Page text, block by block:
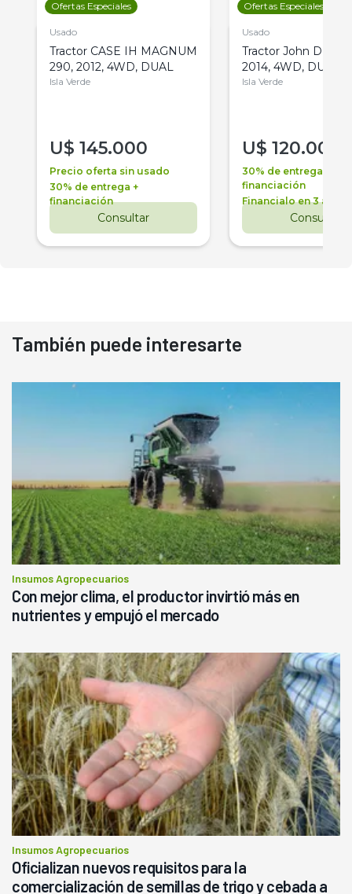
Ofertas Especiales
Usado
Tractor CASE IH MAGNUM
290, 2012, 4WD, DUAL
Isla Verde
U$ 145.000
Precio oferta sin usado
30% de entrega +
financiación
Consultar
Ofertas Especiales
Usado
Tractor John Deere
2014, 4WD, DUAL
Isla Verde
U$ 120.000
30% de entrega +
financiación
Financialo en 3 años
Consultar
También puede interesarte
Insumos Agropecuarios
Con mejor clima, el productor invirtió más en
nutrientes y empujó el mercado
Insumos Agropecuarios
Oficializan nuevos requisitos para la
comercialización de semillas de trigo y cebada a